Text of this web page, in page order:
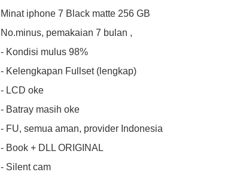
Minat iphone 7 Black matte 256 GB
No.minus, pemakaian 7 bulan ,
- Kondisi mulus 98%
- Kelengkapan Fullset (lengkap)
- LCD oke
- Batray masih oke
- FU, semua aman, provider Indonesia
- Book + DLL ORIGINAL
- Silent cam